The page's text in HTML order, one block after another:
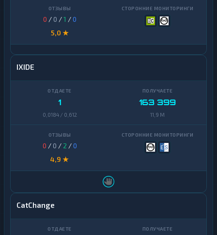
0 / 0 /1 /0
5,0 ★
IXIDE
1
0,0184 / 0,612
163 399
11,9 M
0 / 0 / 2 /0
4,9 ★
CatChange